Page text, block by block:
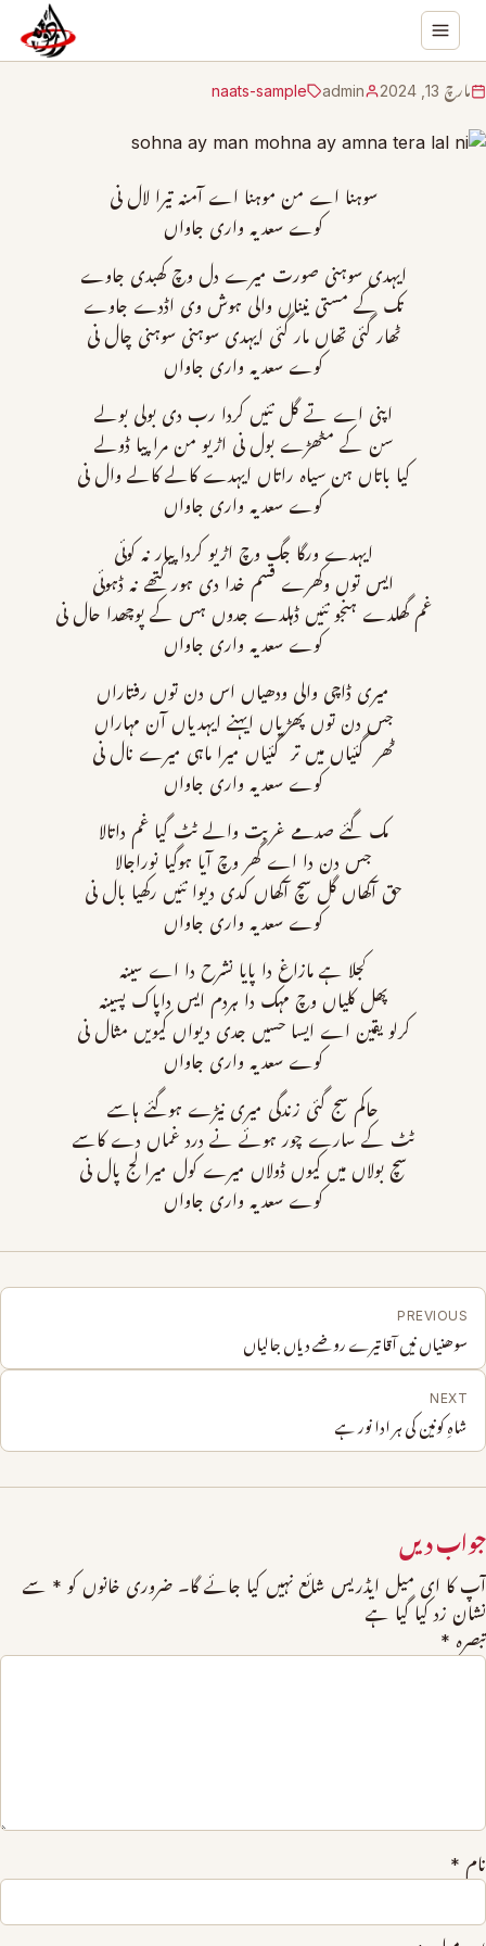
مارچ 13, 2024 admin
naats-sample
سوہنا اے من موہنا اے آمنہ تیرا لال نی
کوے سعدیہ واری جاواں
ایہدی سوہنی صورت میرے دل وچ کھبدی جاوے
تک کے مستی نیناں والی ہوش وی اڈدے جاوے
ٹھار گئی تھاں مار گئی ایہدی سوہنی سوہنی چال نی
کوے سعدیہ واری جاواں
اپنی اے تے گل نئیں کردا رب دی بولی بولے
سن کے مٹھڑے بول نی اڑیو من مرا پیا ڈولے
کیا باتاں ہن سیاہ راتاں ایہدے کالے کالے وال نی
کوے سعدیہ واری جاواں
ایہدے ورگا جگ وچ اڑیو کردا پیار نہ کوئی
ایس توں وکھرے قسم خدا دی ہور کتھے نہ ڈہوئی
غم گھلدے ہنجو نئیں ڈہلدے جدوں ہس کے پوچھدا حال نی
کوے سعدیہ واری جاواں
میری ڈاچی والی ودھیاں اس دن توں رفتاراں
جس دن توں پھڑیاں ایہنے ایہدیاں آن مہاراں
ٹھر گئیاں میں تر گئیاں میرا ماہی میرے نال نی
کوے سعدیہ واری جاواں
مک گئے صدمے غربت والے ٹٹ گیا غم داتالا
جس دن دا اے گھر وچ آیا ہوگیا نوراجالا
حق آکھاں گل سچ آکھاں کدی دیوا نئیں رکھیا بال نی
کوے سعدیہ واری جاواں
کجلا ہے مازاغ دا پایا نشرح دا اے سینہ
پھل کلیاں وچ مہک دا ہردم ایس داپاک پسینہ
کرلو یقین اے ایسا حسیں جدی دیواں کیویں مثال نی
کوے سعدیہ واری جاواں
حاکم سج گئی زندگی میری نیڑے ہوگئے ہاسے
ٹٹ کے سارے چور ہوئے نے درد غماں دے کاسے
سچ بولاں میں کیوں ڈولاں میرے کول میرا لج پال نی
کوے سعدیہ واری جاواں
PREVIOUS
سوھنیاں نیں آقا تیرے روضے دیاں جالیاں
NEXT
شاہِ کونین کی ہر ادا نور ہے
جواب دیں
آپ کا ای میل ایڈریس شائع نہیں کیا جائے گا۔ ضروری خانوں کو * سے
نشان زد کیا گیا ہے
تبصرہ *
نام *